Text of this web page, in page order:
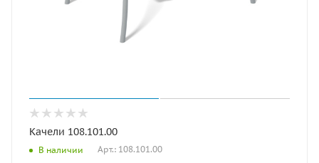
Качели 108.101.00
В наличии Арт.: 108.101.00